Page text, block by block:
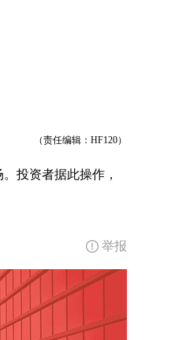
（责任编辑：HF120）
投资者据此操作，
举报